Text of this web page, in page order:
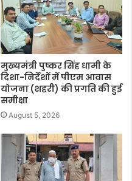
मुख्यमंत्री पुष्कर सिंह धामी के
दिशा-निर्देशों में पीएम आवास
योजना (शहरी) की प्रगति की हुई
समीक्षा
August 5, 2026